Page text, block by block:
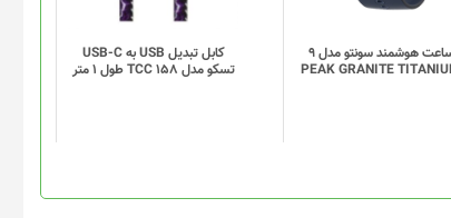
ساعت هوشمند سونتو مدل 9
PEAK GRANITE
می
گزینه
ها
محصول
کابل تبدیل USB به USB-C
تسکو مدل TCC 158 طول 1 متر